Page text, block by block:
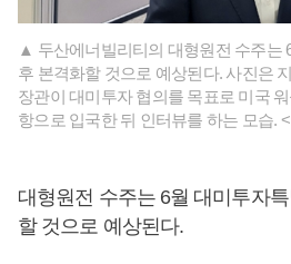
▲ 두산에너빌리티의 대형원전 수주는
후 본격화할 것으로 예상된다. 사진은
장관이 대미투자 협의를 목표로 미국
항으로 입국한 뒤 인터뷰를 하는 모습.
대형원전 수주는 6월 대미투자
할 것으로 예상된다.